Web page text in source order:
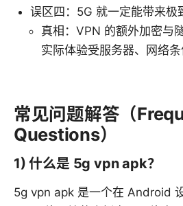
误区四：5G 就一定能带来极
真相：VPN 的额外加密与
实际体验受服务器、网络条
常见问题解答（
Questions）
1) 什么是 5g vpn apk？
5g vpn apk 是一个在 Android